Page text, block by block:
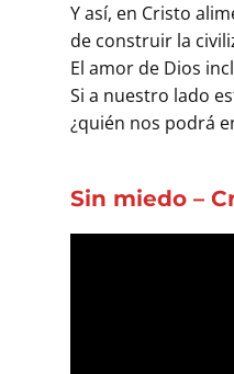
Y así, en Cristo
de construir la
El amor de Dios
Si a nuestro lado
¿quién nos podrá
Sin miedo –